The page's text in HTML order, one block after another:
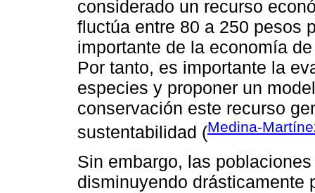
considerado un recurso
fluctúa entre 80 a 250 pesos
importante de la economía
Por tanto, es importante la
especies y proponer un
conservación este recurso
sustentabilidad (Medina-
Sin embargo, las
disminuyendo drásticamente